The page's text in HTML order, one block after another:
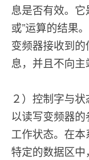
息是否有效。
或”运算的结果
变频器接收到
息，并且不向主
２）控制字与
以读写变频器
工作状态。在
特定的数据区